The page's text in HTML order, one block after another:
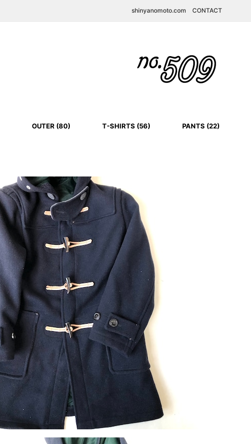
shinyanomoto.com CONTACT
OUTER (80) T-SHIRTS (56) PANTS (22)